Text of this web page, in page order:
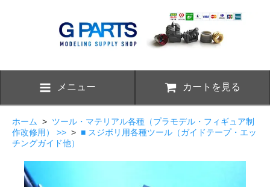
メニュー カートを見る
ホーム > ツール・マテリアル各種（プラモデル・フィギュア制
作改修用） >> > ■ スジボリ用各種ツール（ガイドテープ・エッ
チングガイド他）